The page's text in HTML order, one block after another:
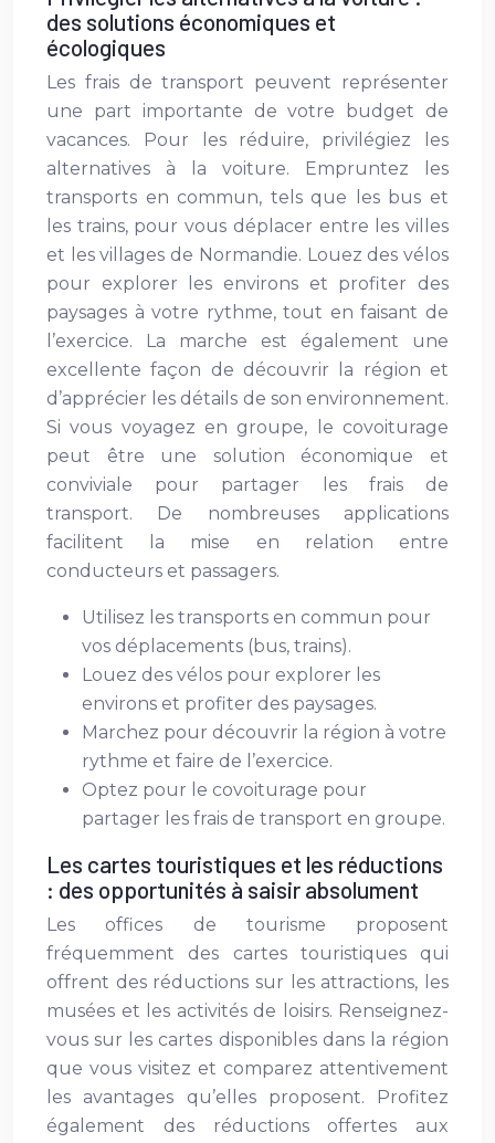
des solutions économiques et
écologiques
Les frais de transport peuvent représenter
une part importante de votre budget de
vacances. Pour les réduire, privilégiez les
alternatives à la voiture. Empruntez les
transports en commun, tels que les bus et
les trains, pour vous déplacer entre les villes
et les villages de Normandie. Louez des vélos
pour explorer les environs et profiter des
paysages à votre rythme, tout en faisant de
l’exercice. La marche est également une
excellente façon de découvrir la région et
d’apprécier les détails de son environnement.
Si vous voyagez en groupe, le covoiturage
peut être une solution économique et
conviviale pour partager les frais de
transport. De nombreuses applications
facilitent la mise en relation entre
conducteurs et passagers.
Utilisez les transports en commun pour
vos déplacements (bus, trains).
Louez des vélos pour explorer les
environs et profiter des paysages.
Marchez pour découvrir la région à votre
rythme et faire de l’exercice.
Optez pour le covoiturage pour
partager les frais de transport en groupe.
Les cartes touristiques et les réductions
: des opportunités à saisir absolument
Les offices de tourisme proposent
fréquemment des cartes touristiques qui
offrent des réductions sur les attractions, les
musées et les activités de loisirs. Renseignez-
vous sur les cartes disponibles dans la région
que vous visitez et comparez attentivement
les avantages qu’elles proposent. Profitez
également des réductions offertes aux